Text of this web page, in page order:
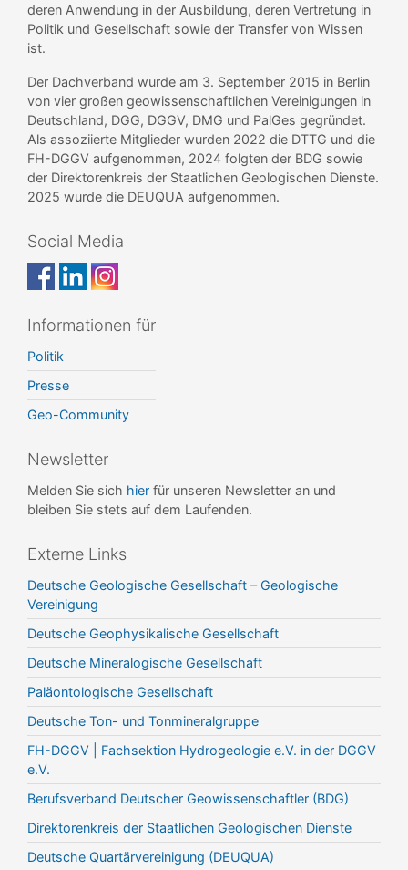
deren Anwendung in der Ausbildung, deren Vertretung in
Politik und Gesellschaft sowie der Transfer von Wissen
ist.
Der Dachverband wurde am 3. September 2015 in Berlin
von vier großen geowissenschaftlichen Vereinigungen in
Deutschland, DGG, DGGV, DMG und PalGes gegründet.
Als assoziierte Mitglieder wurden 2022 die DTTG und die
FH-DGGV aufgenommen, 2024 folgten der BDG sowie
der Direktorenkreis der Staatlichen Geologischen Dienste.
2025 wurde die DEUQUA aufgenommen.
Social Media
Informationen für
Politik
Presse
Geo-Community
Newsletter
Melden Sie sich hier für unseren Newsletter an und
bleiben Sie stets auf dem Laufenden.
Externe Links
Deutsche Geologische Gesellschaft – Geologische
Vereinigung
Deutsche Geophysikalische Gesellschaft
Deutsche Mineralogische Gesellschaft
Paläontologische Gesellschaft
Deutsche Ton- und Tonmineralgruppe
FH-DGGV | Fachsektion Hydrogeologie e.V. in der DGGV
e.V.
Berufsverband Deutscher Geowissenschaftler (BDG)
Direktorenkreis der Staatlichen Geologischen Dienste
Deutsche Quartärvereinigung (DEUQUA)